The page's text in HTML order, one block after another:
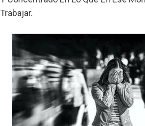
Trabajar.